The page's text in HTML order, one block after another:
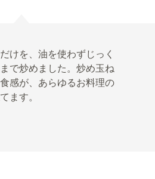
けを、油を使わずじっく
で炒めました。炒め玉ね
感が、あらゆるお料理の
ます。